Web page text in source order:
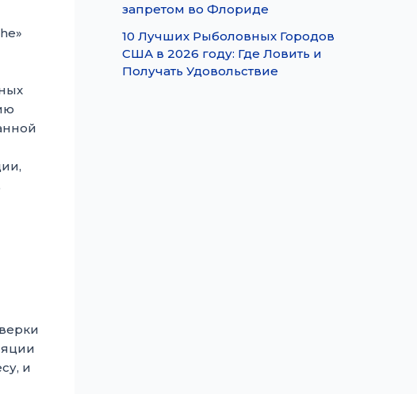
и
запретом во Флориде
10 Лучших Рыболовных Городов
США в 2026 году: Где Ловить и
Получать Удовольствие